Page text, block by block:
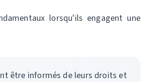
lorsqu'ils engagent une
être informés de leurs droits et